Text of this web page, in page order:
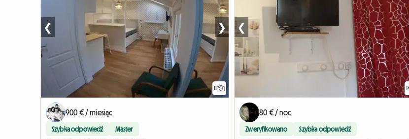
8
❮ ❯
900 € / miesiąc
Szybka odpowiedź Master
❮
80 € / noc
Zweryfikowano Szybka odpowiedź